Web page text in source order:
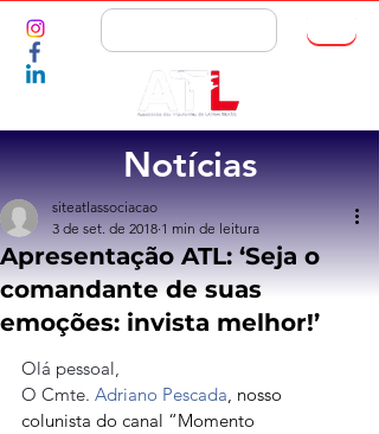
Notícias
Apresentação ATL: ‘Seja o
comandante de suas
emoções: invista melhor!’
siteatlassociacao
3 de set. de 2018 1 min de leitura
Olá pessoal,
O Cmte. Adriano Pescada, nosso
colunista do canal “Momento